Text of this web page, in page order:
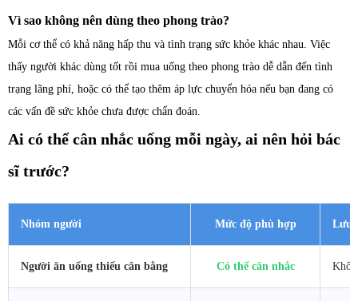
Vì sao không nên dùng theo phong trào?
Mỗi cơ thể có khả năng hấp thu và tình trạng sức khỏe khác nhau. Việc
thấy người khác dùng tốt rồi mua uống theo phong trào dễ dẫn đến tình
trạng lãng phí, hoặc có thể tạo thêm áp lực chuyển hóa nếu bạn đang có
các vấn đề sức khỏe chưa được chẩn đoán.
Ai có thể cân nhắc uống mỗi ngày, ai nên hỏi bác
sĩ trước?
Nhóm người Mức độ phù hợp Lưu
Người ăn uống thiếu cân bằng Có thể cân nhắc